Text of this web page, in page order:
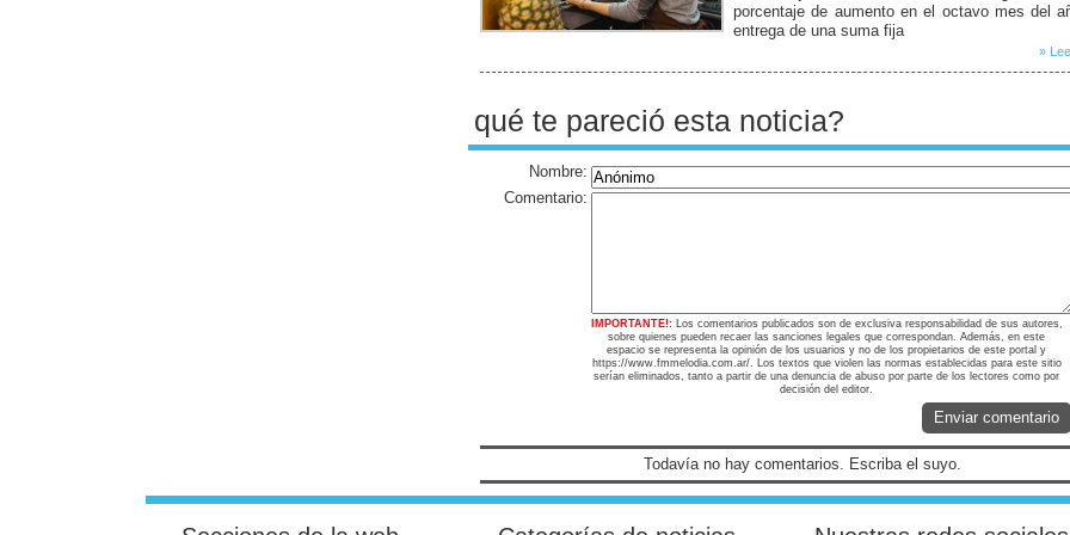
porcentaje de aumento en el octavo mes del
entrega de una suma fija
»
qué te pareció esta noticia?
Nombre:
Comentario:
IMPORTANTE!: Los comentarios publicados son de exclusiva responsabilidad de sus autores,
sobre quienes pueden recaer las sanciones legales que correspondan. Además, en este
espacio se representa la opinión de los usuarios y no de los propietarios de este portal y
https://www.fmmelodia.com.ar/. Los textos que violen las normas establecidas para este sitio
serían eliminados, tanto a partir de una denuncia de abuso por parte de los lectores como por
decisión del editor.
Enviar comentario
Todavía no hay comentarios. Escriba el suyo.